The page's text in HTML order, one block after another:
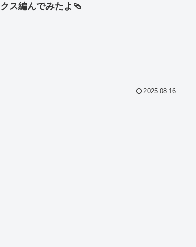
ス編んでみたよ🩴
2025.08.16